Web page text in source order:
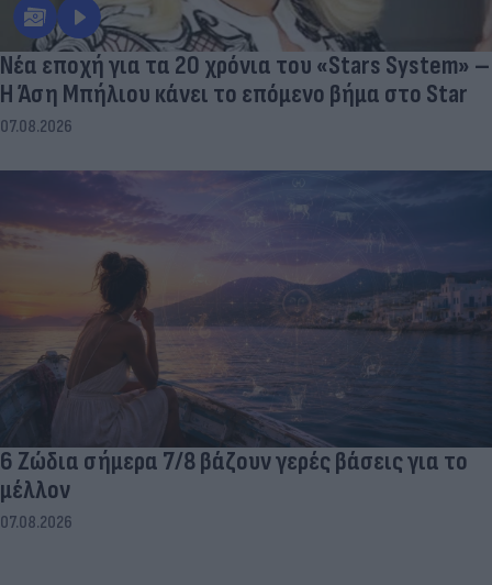
Νέα εποχή για τα 20 χρόνια του «Stars System» –
Η Άση Μπήλιου κάνει το επόμενο βήμα στο Star
07.08.2026
6 Ζώδια σήμερα 7/8 βάζουν γερές βάσεις για το
μέλλον
07.08.2026